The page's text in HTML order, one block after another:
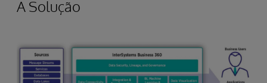
A Solução